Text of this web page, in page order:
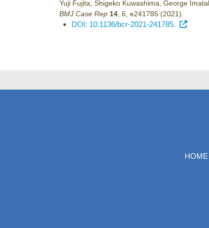
Yuji Fujita, Shigeko Kuwashima, George
BMJ Case Rep 14 6 e241785 (2021)
DOI: 10.1136/bcr-2021-241785.
HOME